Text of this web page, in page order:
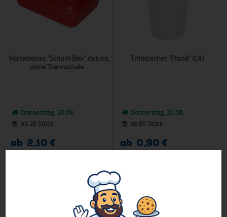
Vorratsdose "School-Box" deluxe,
ohne Trennschale
Donnerstag, 20.08.
ab 26 Stück
ab 2,10 €
Trinkbecher "Pfand" 0,4 l
Donnerstag, 20.08.
ab 65 Stück
ab 0,90 €